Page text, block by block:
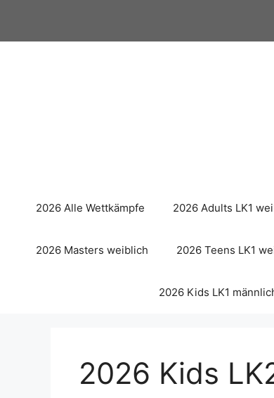
springen
2026 Alle Wettkämpfe 2026 Adults LK1
2026 Masters weiblich 2026 Teens LK1
2026 Kids LK1
2026 Kids